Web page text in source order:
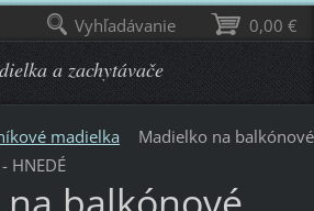
a zachytávače
madielka
Madielko na balkónové
HNEDÉ
0,00 €
Vyhľadávanie